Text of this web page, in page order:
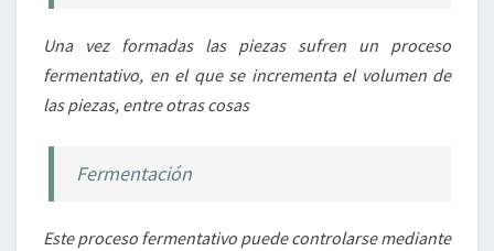
Una vez formadas las piezas sufren un proceso
fermentativo, en el que se incrementa el volumen de
las piezas, entre otras cosas
Fermentación
Este proceso fermentativo puede controlarse mediante